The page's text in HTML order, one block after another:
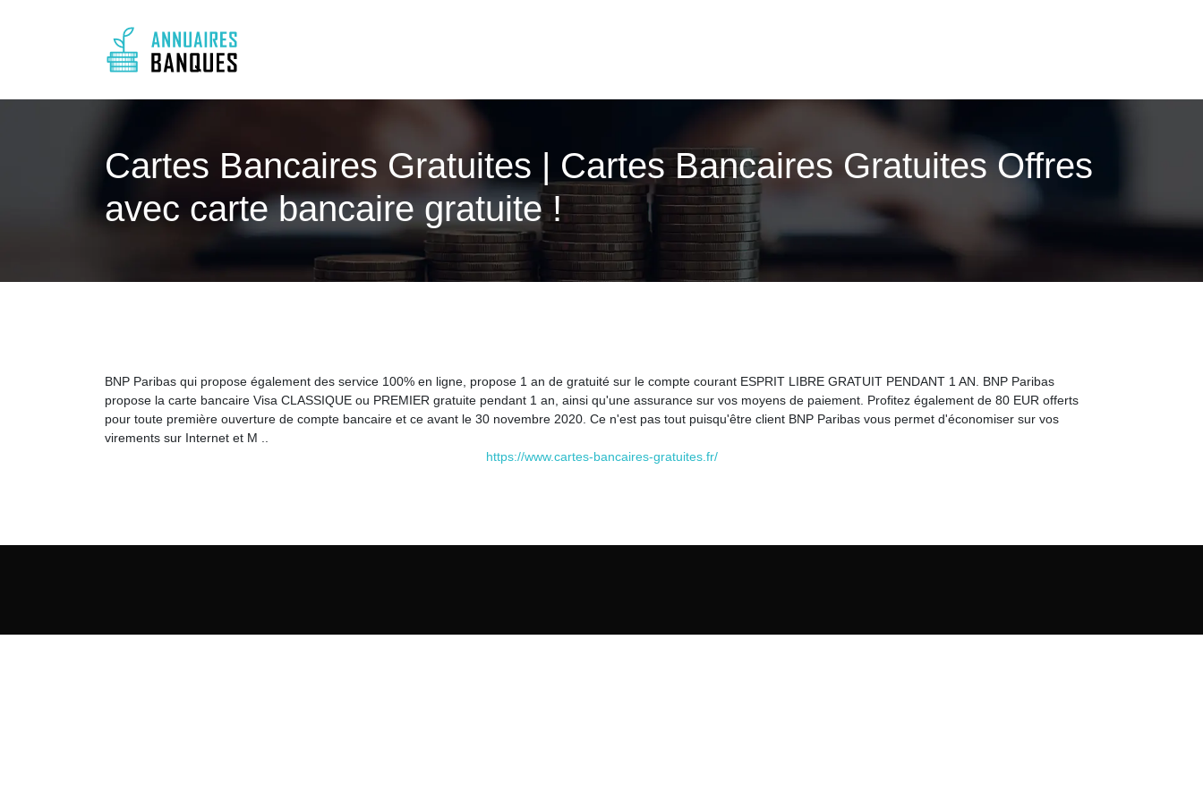
Cartes Bancaires Gratuites | Cartes Bancaires Gratuites Offres
avec carte bancaire gratuite !
BNP Paribas qui propose également des service 100% en ligne, propose 1 an de gratuité sur le compte courant ESPRIT LIBRE GRATUIT PENDANT 1 AN. BNP Paribas
propose la carte bancaire Visa CLASSIQUE ou PREMIER gratuite pendant 1 an, ainsi qu'une assurance sur vos moyens de paiement. Profitez également de 80 EUR offerts
pour toute première ouverture de compte bancaire et ce avant le 30 novembre 2020. Ce n'est pas tout puisqu'être client BNP Paribas vous permet d'économiser sur vos
virements sur Internet et M ..
https://www.cartes-bancaires-gratuites.fr/